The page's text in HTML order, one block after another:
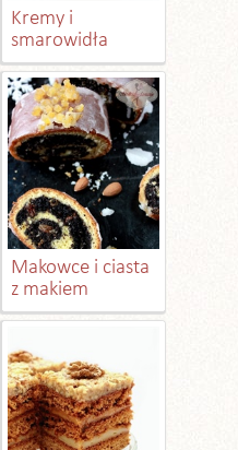
Kremy i
smarowidła
Makowce i ciasta
z makiem